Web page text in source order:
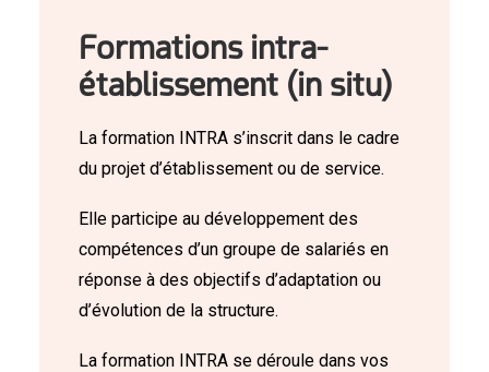
Formations intra-
établissement (in situ)
La formation INTRA s’inscrit dans le cadre
du projet d’établissement ou de service.
Elle participe au développement des
compétences d’un groupe de salariés en
réponse à des objectifs d’adaptation ou
d’évolution de la structure.
La formation INTRA se déroule dans vos